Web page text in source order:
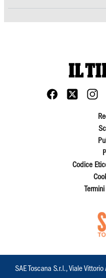
Codice
SAE Toscana S.r.l., Viale